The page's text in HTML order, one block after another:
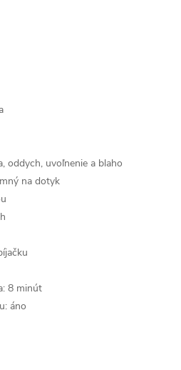
oddych, uvoľnenie a blaho
na dotyk
8 minút
áno